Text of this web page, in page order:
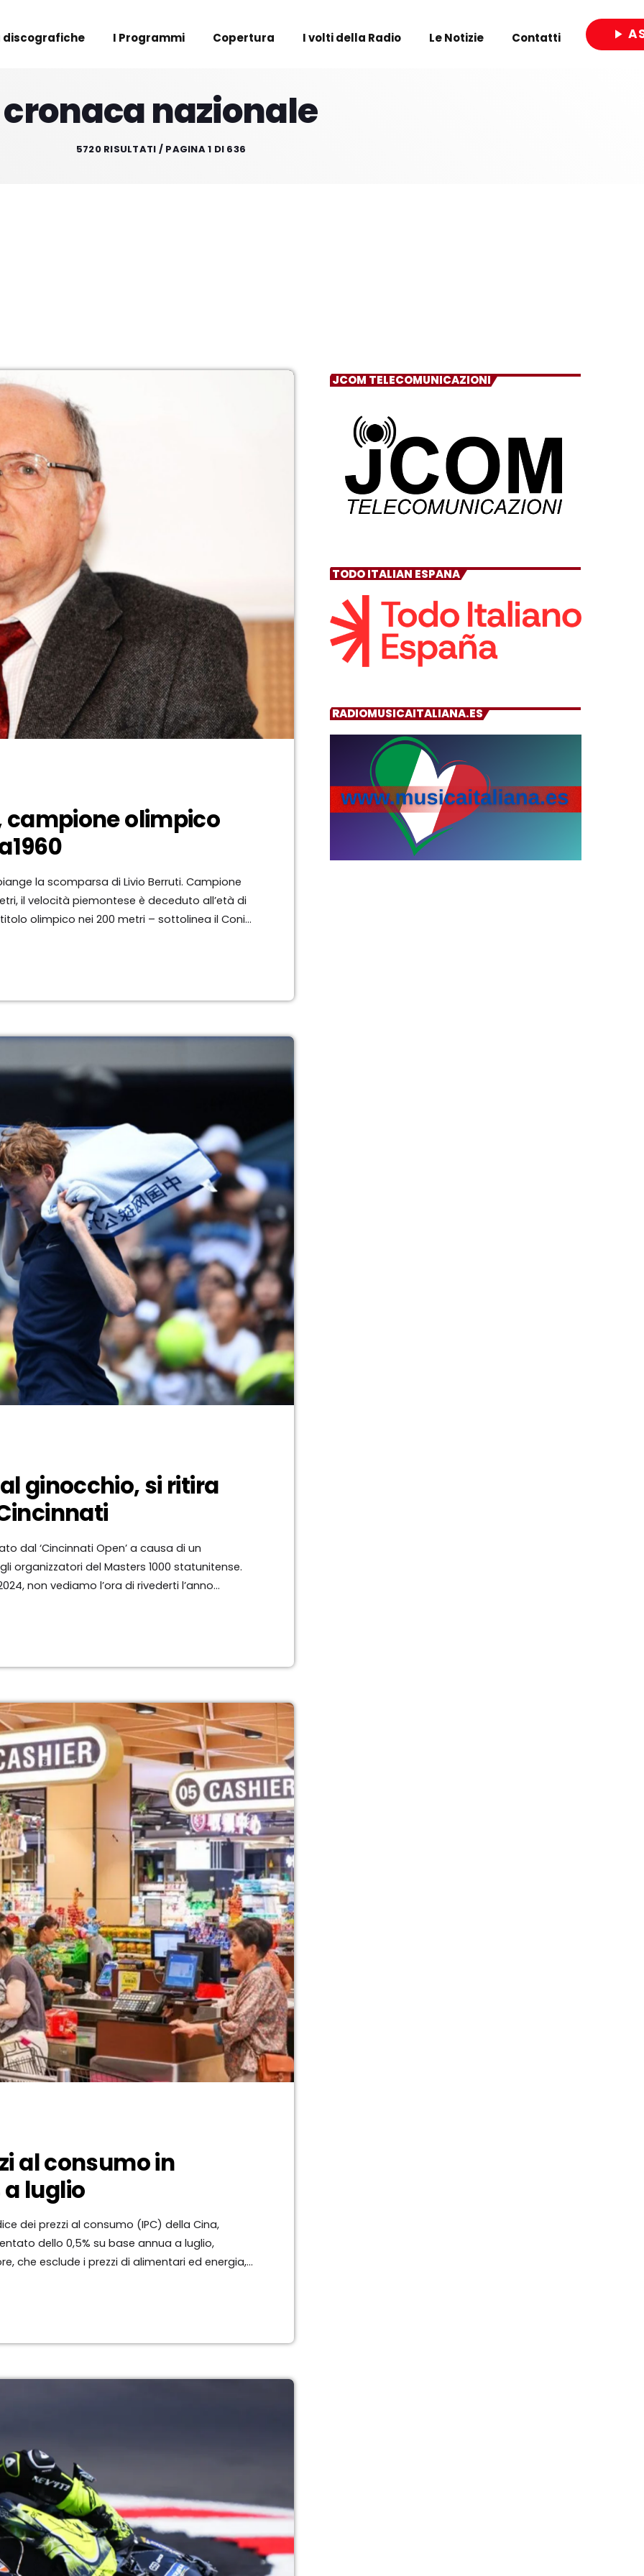
discografiche I Programmi Copertura I volti della Radio Le Notizie Contatti play_arrow
cronaca nazionale
5720 RISULTATI / PAGINA 1 DI 636
campione olimpico
la scomparsa di Livio Berruti. Campione
il velocità piemontese è deceduto all’età di
olimpico nei 200 metri – sottolinea il Coni
tra il 1960 e il 1963. Studente di
ginocchio, si ritira
dal ‘Cincinnati Open’ a causa di un
organizzatori del Masters 1000 statunitense.
non vediamo l’ora di rivederti l’anno
del torneo di Cincinnati. Il numero uno del
al consumo in
luglio
dei prezzi al consumo (IPC) della Cina,
dello 0,5% su base annua a luglio,
che esclude i prezzi di alimentari ed energia,
l’Ufficio nazionale di statistica
JCOM TELECOMUNICAZIONI
TODO ITALIAN ESPANA
RADIOMUSICAITALIANA.ES